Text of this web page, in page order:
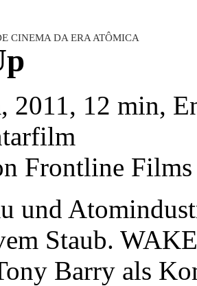
CINEMA DA ERA ATÔMICA
2011, 12 min,
Frontline Films
und
Staub.
Barry als